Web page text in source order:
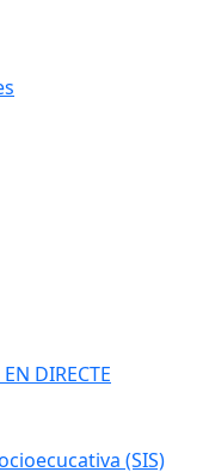
DIRECTE
(SIS)